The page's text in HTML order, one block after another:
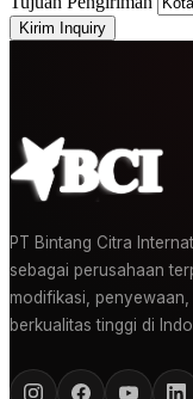
Kirim Inquiry
PT Bintang Citra
sebagai perusahaan
modifikasi,
berkualitas tinggi di